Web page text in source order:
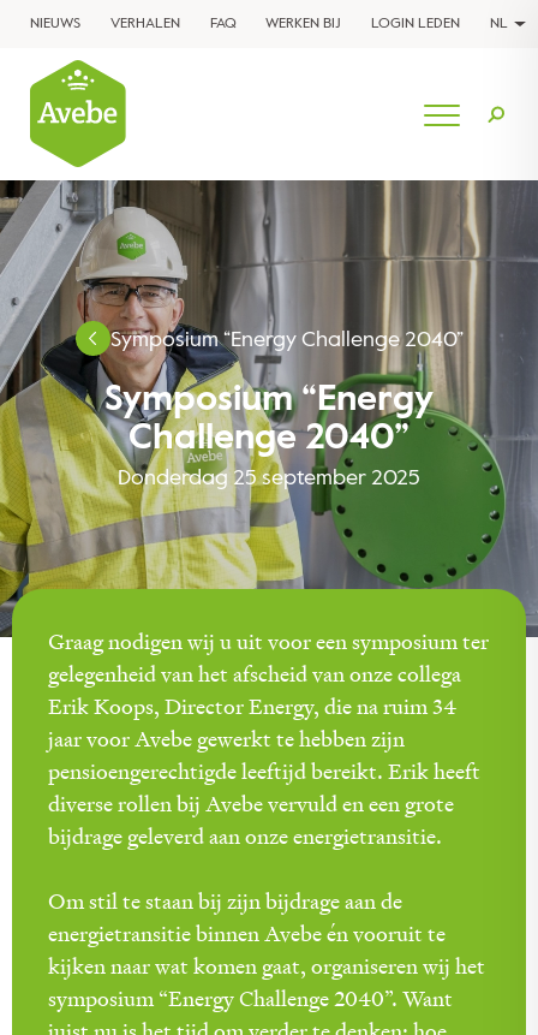
NIEUWS VERHALEN FAQ WERKEN BIJ LOGIN LEDEN NL
Symposium “Energy Challenge 2040”
Symposium “Energy
Challenge 2040”
Donderdag 25 september 2025
Graag nodigen wij u uit voor een symposium ter
gelegenheid van het afscheid van onze collega
Erik Koops, Director Energy, die na ruim 34
jaar voor Avebe gewerkt te hebben zijn
pensioengerechtigde leeftijd bereikt. Erik heeft
diverse rollen bij Avebe vervuld en een grote
bijdrage geleverd aan onze energietransitie.
Om stil te staan bij zijn bijdrage aan de
energietransitie binnen Avebe én vooruit te
kijken naar wat komen gaat, organiseren wij het
symposium “Energy Challenge 2040”. Want